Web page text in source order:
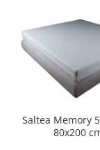
Saltea Memory
80x200